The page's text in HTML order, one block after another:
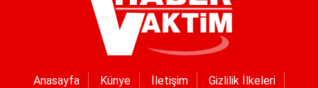
Anasayfa Künye İletişim
Gizlilik İlkeleri